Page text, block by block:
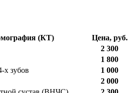
(КТ)
Цена, руб.
2 300
1 800
х зубов
1 000
2 000